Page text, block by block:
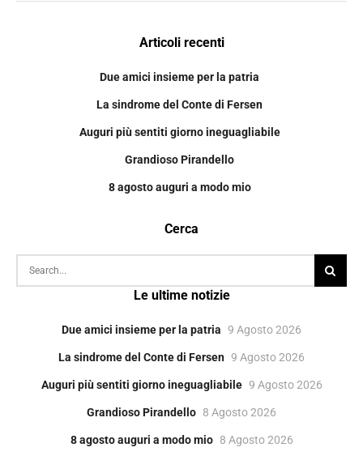
Articoli recenti
Due amici insieme per la patria
La sindrome del Conte di Fersen
Auguri più sentiti giorno ineguagliabile
Grandioso Pirandello
8 agosto auguri a modo mio
Cerca
Le ultime notizie
Due amici insieme per la patria 9 Agosto 2026
La sindrome del Conte di Fersen 9 Agosto 2026
Auguri più sentiti giorno ineguagliabile 9 Agosto 2026
Grandioso Pirandello 8 Agosto 2026
8 agosto auguri a modo mio 8 Agosto 2026